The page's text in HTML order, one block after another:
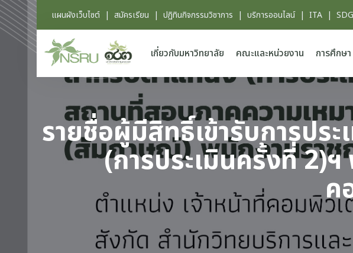
แผนผังเว็บไซต์ | สมัครเรียน | ปฏิทินกิจกรรมวิชาการ | บริการออนไลน์| ITA |
เกี่ยวกับมหาวิทยาลัย คณะและหน่วยงาน การศึกษา
รายชื่อผู้มีสิทธิ์เข้ารับการปร
(การประเมินครั้งที่ 2)
ค